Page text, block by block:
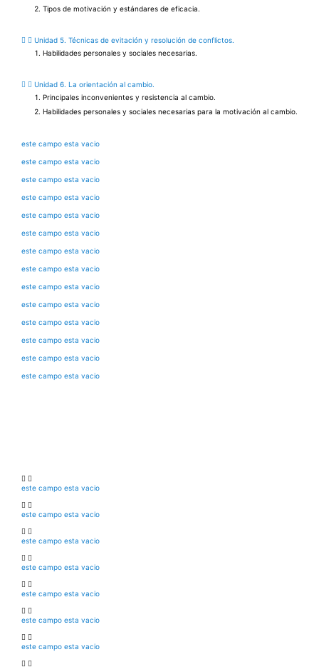
Tipos de motivación y estándares de eficacia.
Unidad 5. Técnicas de evitación y resolución de conflictos.
Habilidades personales y sociales necesarias.
Unidad 6. La orientación al cambio.
Principales inconvenientes y resistencia al cambio.
Habilidades personales y sociales necesarias para la motivación al cambio.
este campo esta vacio
este campo esta vacio
este campo esta vacio
este campo esta vacio
este campo esta vacio
este campo esta vacio
este campo esta vacio
este campo esta vacio
este campo esta vacio
este campo esta vacio
este campo esta vacio
este campo esta vacio
este campo esta vacio
este campo esta vacio
este campo esta vacio
este campo esta vacio
este campo esta vacio
este campo esta vacio
este campo esta vacio
este campo esta vacio
este campo esta vacio